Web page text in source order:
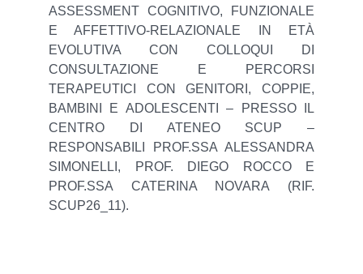
ASSESSMENT COGNITIVO, FUNZIONALE
E AFFETTIVO-RELAZIONALE IN ETÀ
EVOLUTIVA CON COLLOQUI DI
CONSULTAZIONE E PERCORSI
TERAPEUTICI CON GENITORI, COPPIE,
BAMBINI E ADOLESCENTI – PRESSO IL
CENTRO DI ATENEO SCUP –
RESPONSABILI PROF.SSA ALESSANDRA
SIMONELLI, PROF. DIEGO ROCCO E
PROF.SSA CATERINA NOVARA (RIF.
SCUP26_11).